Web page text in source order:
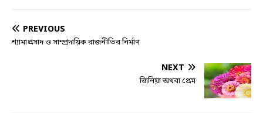
PREVIOUS
শ্যামাপ্রসাদ ও সাম্প্রদায়িক রাজনীতির নির্মাণ
NEXT
জিনিয়া অথবা প্রেম